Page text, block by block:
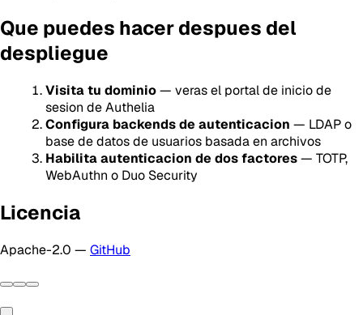
Que puedes hacer despues del
despliegue
Visita tu dominio— veras el portal de inicio de
sesion de Authelia
Configura backends de autenticacion — LDAP o
base de datos de usuarios basada en archivos
Habilita autenticacion de dos factores— TOTP,
WebAuthn o Duo Security
Licencia
Apache-2.0 — GitHub